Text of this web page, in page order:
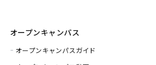
オープンキャンパス
オープンキャンパスガイド